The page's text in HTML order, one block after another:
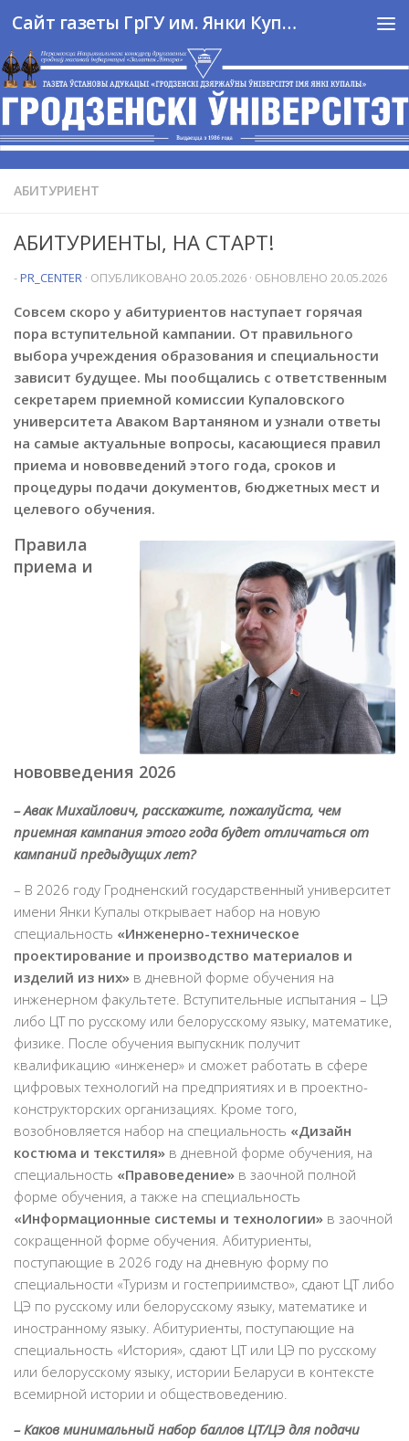
Перейти к содержимому Сайт газеты ГрГУ им. Янки Купалы
АБИТУРИЕНТ
АБИТУРИЕНТЫ, НА СТАРТ!
-PR_CENTER · ОПУБЛИКОВАНО 20.05.2026 · ОБНОВЛЕНО 20.05.2026
Совсем скоро у абитуриентов наступает горячая
пора вступительной кампании. От правильного
выбора учреждения образования и специальности
зависит будущее. Мы пообщались с ответственным
секретарем приемной комиссии Купаловского
университета Аваком Вартаняном и узнали ответы
на самые актуальные вопросы, касающиеся правил
приема и нововведений этого года, сроков и
процедуры подачи документов, бюджетных мест и
целевого обучения.
Правила
приема и
нововведения 2026
– Авак Михайлович, расскажите, пожалуйста, чем
приемная кампания этого года будет отличаться от
кампаний предыдущих лет?
– В 2026 году Гродненский государственный университет
имени Янки Купалы открывает набор на новую
специальность «Инженерно-техническое
проектирование и производство материалов и
изделий из них» в дневной форме обучения на
инженерном факультете. Вступительные испытания – ЦЭ
либо ЦТ по русскому или белорусскому языку, математике,
физике. После обучения выпускник получит
квалификацию «инженер» и сможет работать в сфере
цифровых технологий на предприятиях и в проектно-
конструкторских организациях. Кроме того,
возобновляется набор на специальность «Дизайн
костюма и текстиля» в дневной форме обучения, на
специальность «Правоведение» в заочной полной
форме обучения, а также на специальность
«Информационные системы и технологии» в заочной
сокращенной форме обучения. Абитуриенты,
поступающие в 2026 году на дневную форму по
специальности «Туризм и гостеприимство», сдают ЦТ либо
ЦЭ по русскому или белорусскому языку, математике и
иностранному языку. Абитуриенты, поступающие на
специальность «История», сдают ЦТ или ЦЭ по русскому
или белорусскому языку, истории Беларуси в контексте
всемирной истории и обществоведению.
– Каков минимальный набор баллов ЦТ/ЦЭ для подачи